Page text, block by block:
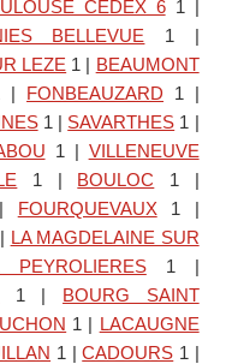
CEDEX 61
BELLEVUE 1 |
LEZE 1 | BEAUMONT
| FONBEAUZARD 1 |
1 | SAVARTHES 1 |
1 | VILLENEUVE
1 | BOULOC 1 |
| FOURQUEVAUX1 |
| LA MAGDELAINE SUR
1 |
1 | BOURG SAINT
1 | LACAUGNE
1 |CADOURS 1 |